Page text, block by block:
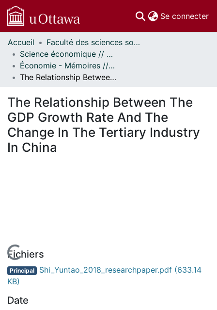
Se connecter
Communautés
et collections
Parcourir
Statistiques
À propos
Accueil
Faculté des sciences sociales // Faculty of Social Sciences
Science économique // Economics
Économie - Mémoires // Economics - Research Papers
The Relationship Between The GDP Growth Rate And The Change In The Tertiary Industry In China
The Relationship Between The
GDP Growth Rate And The
Change In The Tertiary Industry
In China
En cours de chargement...
Fichiers
Principal Shi_Yuntao_2018_researchpaper.pdf (633.14
KB)
Date